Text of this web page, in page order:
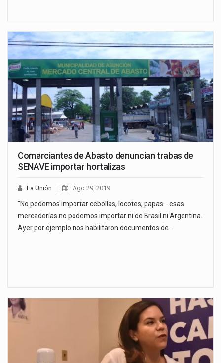
Comerciantes de Abasto denuncian trabas de
SENAVE importar hortalizas
La Unión Ago 29, 2019
"No podemos importar cebollas, locotes, papas... esas
mercaderías no podemos importar ni de Brasil ni Argentina.
Ayer por ejemplo nos habilitaron documentos de…